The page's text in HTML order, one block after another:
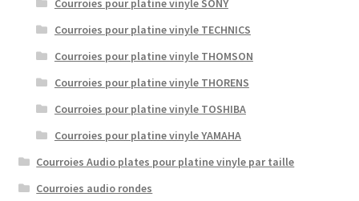
Courroies pour platine vinyle SONY
Courroies pour platine vinyle TECHNICS
Courroies pour platine vinyle THOMSON
Courroies pour platine vinyle THORENS
Courroies pour platine vinyle TOSHIBA
Courroies pour platine vinyle YAMAHA
Courroies Audio plates pour platine vinyle par taille
Courroies audio rondes